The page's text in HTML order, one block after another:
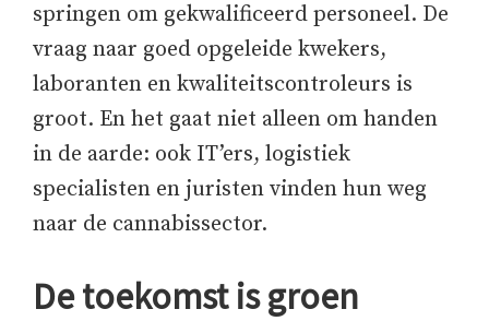
springen om gekwalificeerd personeel. De
vraag naar goed opgeleide kwekers,
laboranten en kwaliteitscontroleurs is
groot. En het gaat niet alleen om handen
in de aarde: ook IT’ers, logistiek
specialisten en juristen vinden hun weg
naar de cannabissector.
De toekomst is groen